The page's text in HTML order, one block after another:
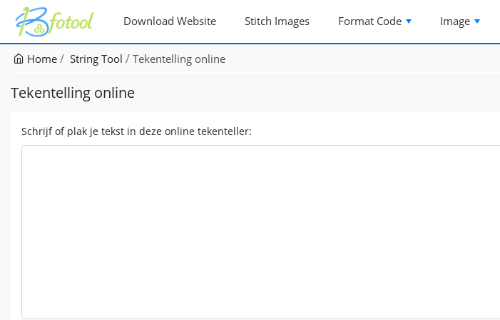
Download Website Stitch Images Format Code Image
Home String Tool Tekentelling online
Tekentelling online
Schrijf of plak je tekst in deze online tekenteller: